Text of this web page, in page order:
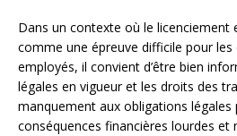
Dans un contexte où le licenciement
comme une épreuve difficile pour
employés, il convient d’être bien
légales en vigueur et les droits des
manquement aux obligations légales
conséquences financières lourdes et